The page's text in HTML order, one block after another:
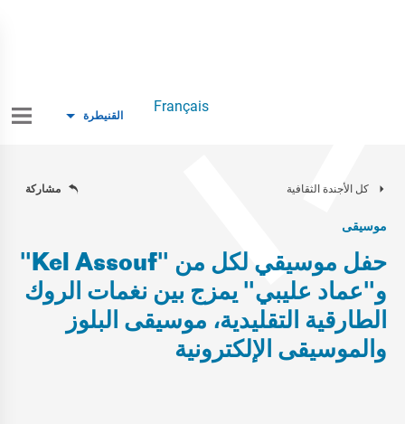
Français
القنيطرة
كل الأجندة الثقافية مشاركة
موسيقى
حفل موسيقي لكل من "Kel Assouf"
و"عماد عليبي" يمزج بين نغمات الروك
الطارقية التقليدية، موسيقى البلوز
والموسيقى الإلكترونية